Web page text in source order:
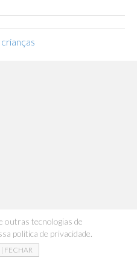
outras tecnologias de
politica de privacidade.
FECHAR